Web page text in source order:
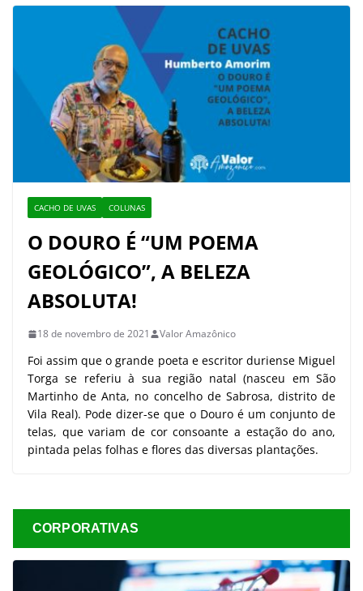
CACHO DE UVAS COLUNAS
O DOURO É “UM POEMA
GEOLÓGICO”, A BELEZA
ABSOLUTA!
18 de novembro de 2021 Valor Amazônico
Foi assim que o grande poeta e escritor duriense Miguel
Torga se referiu à sua região natal (nasceu em São
Martinho de Anta, no concelho de Sabrosa, distrito de
Vila Real). Pode dizer-se que o Douro é um conjunto de
telas, que variam de cor consoante a estação do ano,
pintada pelas folhas e flores das diversas plantações.
CORPORATIVAS